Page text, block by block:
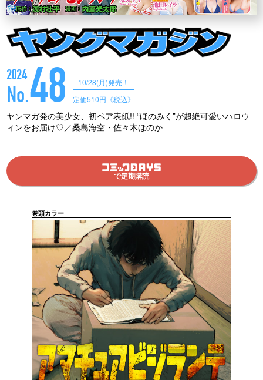
2024
No.48
10/28(月)発売！
定価510円《税込》
ヤンマガ発の美少女、初ペア表紙!! “ほのみく”が超絶可愛いハロウ
ィンをお届け♡／桑島海空・佐々木ほのか
で定期購読
巻頭カラー